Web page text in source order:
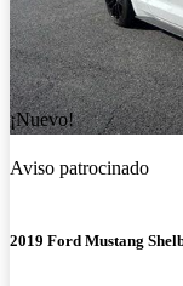
¡Nuevo!
Aviso patrocinado
2019 Ford Mustang